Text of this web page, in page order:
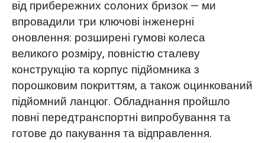
Розширені гумові колеса для м'якого
ґрунту
Три протикорозійні заходи для
прибережних середовищ
Чому б не обрати повністю нержавіючу
сталь?
від прибережних солоних бризок — ми
впровадили три ключові інженерні
оновлення: розширені гумові колеса
великого розміру, повністю сталеву
конструкцію та корпус підйомника з
порошковим покриттям, а також оцинкований
підйомний ланцюг. Обладнання пройшло
повні передтранспортні випробування та
готове до пакування та відправлення.